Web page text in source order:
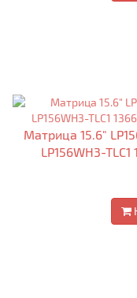
Матрица 15.6"
LP156WH3-